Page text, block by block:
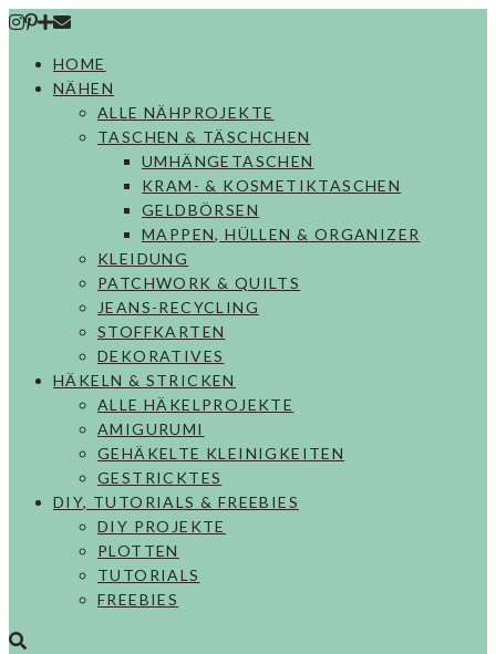
Skip
contentHOME
NÄHEN
ALLE NÄHPROJEKTE
TASCHEN & TÄSCHCHEN
UMHÄNGETASCHEN
KRAM- & KOSMETIKTASCHEN
GELDBÖRSEN
MAPPEN, HÜLLEN & ORGANIZER
KLEIDUNG
PATCHWORK & QUILTS
JEANS-RECYCLING
STOFFKARTEN
DEKORATIVES
HÄKELN & STRICKEN
ALLE HÄKELPROJEKTE
AMIGURUMI
GEHÄKELTE KLEINIGKEITEN
GESTRICKTES
DIY, TUTORIALS & FREEBIES
DIY PROJEKTE
PLOTTEN
TUTORIALS
FREEBIES